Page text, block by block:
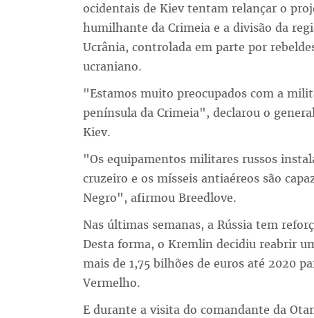
ocidentais de Kiev tentam relançar o
humilhante da Crimeia e a divisão da
Ucrânia, controlada em parte por
ucraniano.
"Estamos muito preocupados com a
península da Crimeia", declarou o
Kiev.
"Os equipamentos militares russos
cruzeiro e os mísseis antiaéreos são
Negro", afirmou Breedlove.
Nas últimas semanas, a Rússia tem
Desta forma, o Kremlin decidiu reabrir
mais de 1,75 bilhões de euros até 2020
Vermelho.
E durante a visita do comandante da